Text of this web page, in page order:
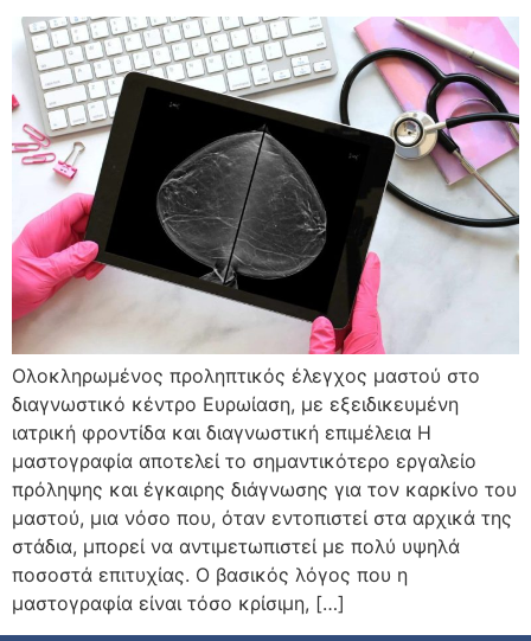
Ολοκληρωμένος προληπτικός έλεγχος μαστού στο
διαγνωστικό κέντρο Ευρωίαση, με εξειδικευμένη
ιατρική φροντίδα και διαγνωστική επιμέλεια Η
μαστογραφία αποτελεί το σημαντικότερο εργαλείο
πρόληψης και έγκαιρης διάγνωσης για τον καρκίνο του
μαστού, μια νόσο που, όταν εντοπιστεί στα αρχικά της
στάδια, μπορεί να αντιμετωπιστεί με πολύ υψηλά
ποσοστά επιτυχίας. Ο βασικός λόγος που η
μαστογραφία είναι τόσο κρίσιμη, […]